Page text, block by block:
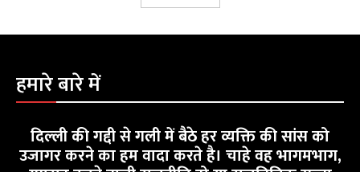
हमारे बारे में
दिल्ली की गद्दी से गली में बैठे हर व्यक्ति की सांस को
उजागर करने का हम वादा करते है। चाहे वह भागमभाग,